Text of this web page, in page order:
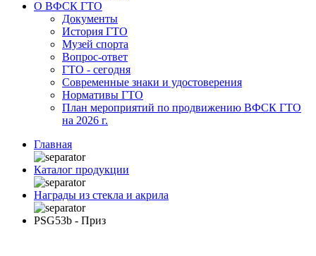
О ВФСК ГТО
Документы
История ГТО
Музей спорта
Вопрос-ответ
ГТО - сегодня
Современные знаки и удостоверения
Нормативы ГТО
План мероприятий по продвижению ВФСК ГТО
на 2026 г.
Главная
Каталог продукции
Награды из стекла и акрила
PSG53b - Приз